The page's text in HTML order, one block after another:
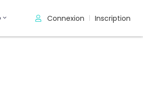
Connexion Inscription